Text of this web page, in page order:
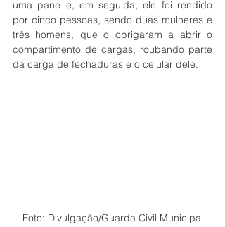
uma pane e, em seguida, ele foi rendido
por cinco pessoas, sendo duas mulheres e
três homens, que o obrigaram a abrir o
compartimento de cargas, roubando parte
da carga de fechaduras e o celular dele.
Foto: Divulgação/Guarda Civil Municipal